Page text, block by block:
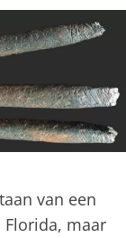
van een
maar